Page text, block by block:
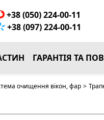
+38 (050) 224-00-11
+38 (097) 224-00-11
ГАРАНТІЯ ТА
очищення вікон, фар >